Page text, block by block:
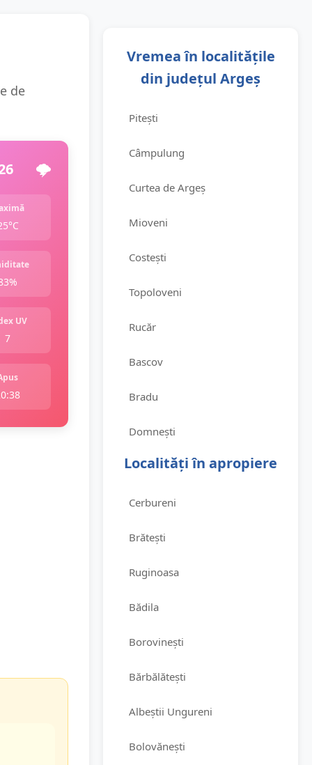
de
🌩️
UV
7
Vremea în localitățile
din județul Argeș
Pitești
Câmpulung
Curtea de Argeș
Mioveni
Costești
Topoloveni
Rucăr
Bascov
Bradu
Domnești
Localități în apropiere
Cerbureni
Brătești
Ruginoasa
Bădila
Borovinești
Bărbălătești
Albeștii Ungureni
Bolovănești